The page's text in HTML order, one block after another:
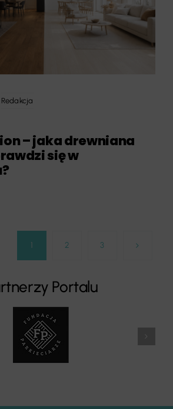
Redakcja
– jaka drewniana
się w
1 2 3
Portalu